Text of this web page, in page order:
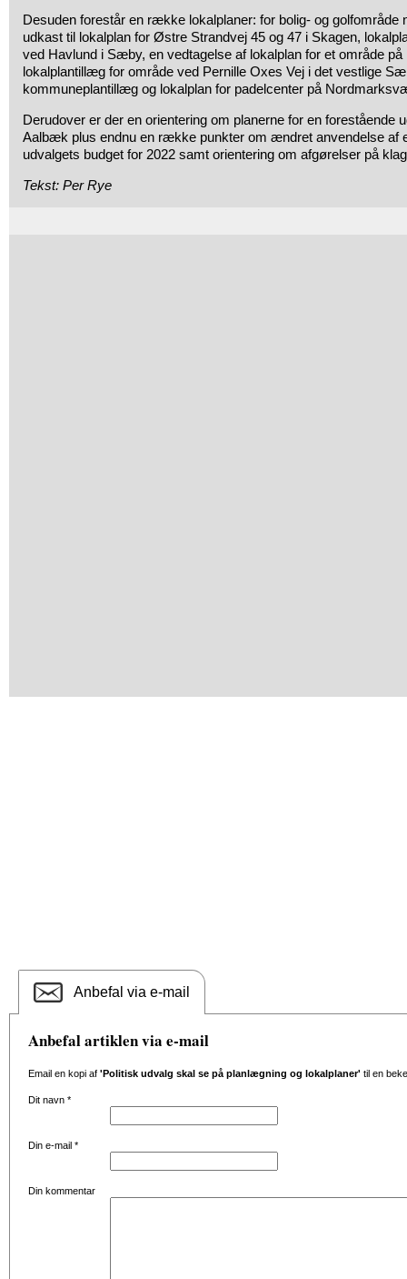
Desuden forestår en række lokalplaner: for bolig- og golfområde
udkast til lokalplan for Østre Strandvej 45 og 47 i Skagen,
ved Havlund i Sæby, en vedtagelse af lokalplan for et område på
lokalplantillæg for område ved Pernille Oxes Vej i det vestlige
kommuneplantillæg og lokalplan for padelcenter på
Derudover er der en orientering om planerne for en forestående
Aalbæk plus endnu en række punkter om ændret anvendelse af
udvalgets budget for 2022 samt orientering om afgørelser på
Tekst: Per Rye
Anbefal via e-mail
Anbefal artiklen via e-mail
Email en kopi af 'Politisk udvalg skal se på planlægning og lokalplaner' til en
Dit navn *
Din e-mail *
Din kommentar